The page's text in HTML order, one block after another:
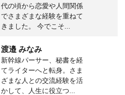
代の頃から恋愛や人間関係
でさまざまな経験を重ねて
きました。 今でこそ...
渡邉 みなみ
新幹線パーサー、秘書を経
てライターへと転身。さま
ざまな人との交流経験を活
かして、人生に役立つ...